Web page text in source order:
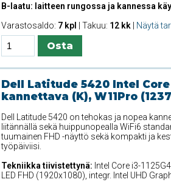
B-laatu: laitteen rungossa ja kannessa
Varastosaldo: 7 kpl | Takuu: 12 kk| Näytä
Dell Latitude 5420 Intel Core
kannettava (K), W11Pro
Dell Latitude 5420 on tehokas ja nopea
liitännällä sekä huippunopealla WiFi6
tuumainen FHD -näyttö sekä kompakti ja
työpäiviisi.
Tekniikka tiivistettynä: Intel Core i3-
LED FHD (1920x1080), integr. Intel UHD